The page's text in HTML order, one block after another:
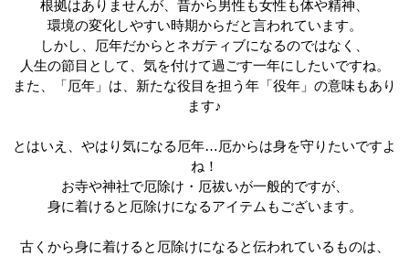
根拠はありませんが、昔から男性も女性も体や精神、
環境の変化しやすい時期からだと言われています。
しかし、厄年だからとネガティブになるのではなく、
人生の節目として、気を付けて過ごす一年にしたいですね。
また、「厄年」は、新たな役目を担う年「役年」の意味もあり
ます♪
とはいえ、やはり気になる厄年…厄からは身を守りたいですよ
ね！
お寺や神社で厄除け・厄祓いが一般的ですが、
身に着けると厄除けになるアイテムもございます。
古くから身に着けると厄除けになると伝われているものは、